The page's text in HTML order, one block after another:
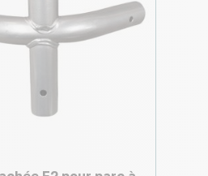
vos Options